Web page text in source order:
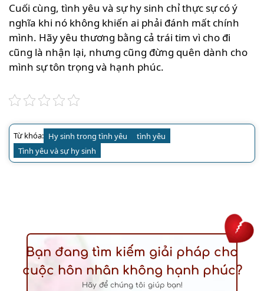
Cuối cùng, tình yêu và sự hy sinh chỉ thực sự có ý
nghĩa khi nó không khiến ai phải đánh mất chính
mình. Hãy yêu thương bằng cả trái tim vì cho đi
cũng là nhận lại, nhưng cũng đừng quên dành cho
mình sự tôn trọng và hạnh phúc.
Từ khóa: Hy sinh trong tình yêu
tình yêu
Tình yêu và sự hy sinh
Bạn đang tìm kiếm giải pháp cho
cuộc hôn nhân không hạnh phúc?
Hãy để chúng tôi giúp bạn!